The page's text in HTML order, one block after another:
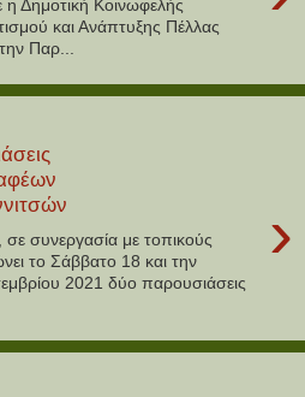
Δημοτική Κοινωφελής
και Ανάπτυξης Πέλλας
Παρ...
›
συνεργασία με τοπικούς
το Σάββατο 18 και την
2021 δύο παρουσιάσεις